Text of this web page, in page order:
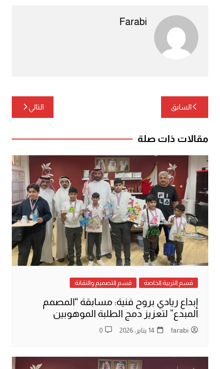
Farabi
تصفّح
المقالات
السابق التالي
مقالات ذات صلة
قسم التربية الخاصة قسم التصميم والتقانة
إبداع ريادي بروح فنية: مسابقة “المصمم
المبدع” لتعزيز دمج الطلبة الموهوبين
farabi 14 يناير، 2026 0